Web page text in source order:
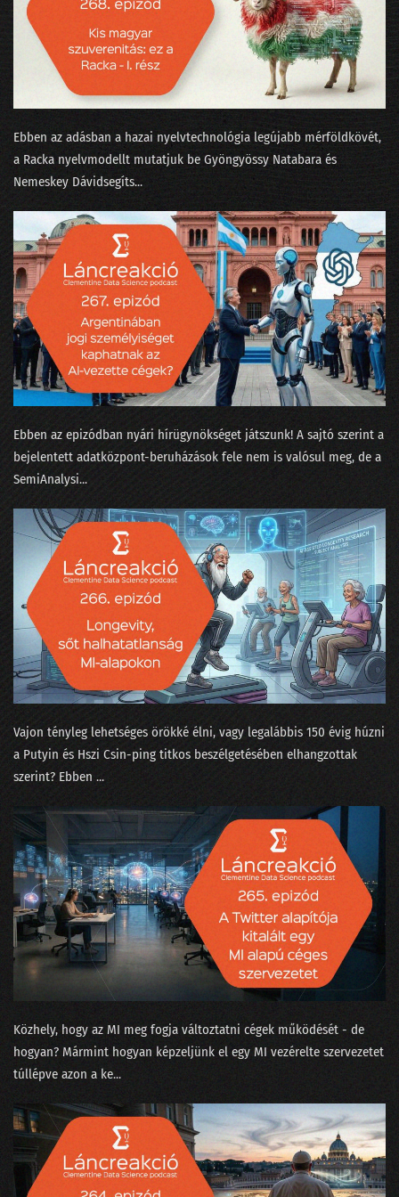
232 - State of AI 2025, avagy az érvelés a sláger
231 - Amikor üvölteni tudnál az AI miatt
230 - Elhozza-e a Zero Click korát a lakossági AI?
229 - A Meta miért dózerol le egy félkész adatközpontot?
228 - Arcra érkezés egy puhább leszállópályán
227 - Eljön-e a 100%-os munkanélküliség?
226 - Az LLM eltörli a népítéletet és a beandandó dolgozatokat?
225 - Van-e AI az LLM-en túl?
224 - Mindenki az AI lufiról beszél, jön a durranás?
223 - Szemfényvesztés és fifika-verseny az MI világában
222 - Minervával a Szingli Unikornis Part felé
221 - Mindenki sír: EU-s cégek, az amerikai tanárok és a Grok userek
220 - Becsukták a Pocketet, Gyuri tombol!
218 - Claude, avagy az Anthropic alkotmányos költségei
217 - Az elszaródás törvénye az MI-re is lecsap
216 - A szerkesztőség a BusinessFesten téblábol
215 - Érdemes-e a Google MI-hez fordulni bármivel?
214 - Elveszi-e az MI a munkánk után az életünk értelmét is?
213 - dataSTREAM 2025
212 - Miért nem érünk rá savazni az LLM-et?
210 - Olajcsere nélkül a fekete doboz is tönremegy
209 - Tényleg a nagy nyelvi modell okozza majd a klímakatasztrófát?
208 - Covid-számok, Harari és a ChatGPT
207 - Kit ver át az emberszabású ChatGPT?
206 - Sam Altmannak izgalmas az élete
205 - Muszáj minden nagyvállalatnak bevezetni az MI-t?
204 - A hallucináció nem hallucinogén!
203 - A popzene már régen AI alapú?
201 - Pillanatfelvétel az ChatGPT nevű csatatérről
200 - Az elmúlt kétszáz adás legnagyobb megfejtései egy helyen!
Ebben az adásban a hazai nyelvtechnológia legújabb mérföldkövét,
a ⁠Racka⁠ nyelvmodellt mutatjuk be ⁠Gyöngyössy Natabara⁠ és
⁠Nemeskey Dávid⁠segíts...
Ebben az epizódban nyári hírügynökséget játszunk! A sajtó szerint a
bejelentett adatközpont-beruházások fele nem is valósul meg, de a
⁠SemiAnalysi...
Vajon tényleg lehetséges örökké élni, vagy legalábbis 150 évig húzni
a Putyin és Hszi Csin-ping titkos beszélgetésében elhangzottak
szerint? Ebben ...
Közhely, hogy az MI meg fogja változtatni cégek működését - de
hogyan? Mármint hogyan képzeljünk el egy MI vezérelte szervezetet
túllépve azon a ke...